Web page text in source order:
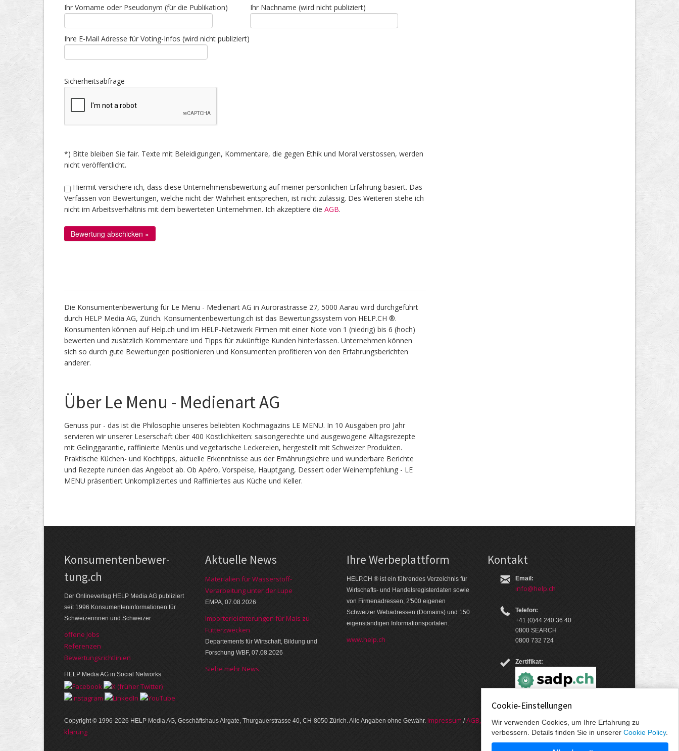
Ihr Vorname oder Pseudonym (für die Publikation) Ihr Nachname (wird nicht publiziert)
Ihre E-Mail Adresse für Voting-Infos (wird nicht publiziert)
Sicherheitsabfrage
*) Bitte bleiben Sie fair. Texte mit Beleidigungen, Kommentare, die gegen Ethik und Moral verstossen, werden
nicht veröffentlicht.
Hiermit versichere ich, dass diese Unternehmensbewertung auf meiner persönlichen Erfahrung basiert. Das
Verfassen von Bewertungen, welche nicht der Wahrheit entsprechen, ist nicht zulässig. Des Weiteren stehe ich
nicht im Arbeitsverhältnis mit dem bewerteten Unternehmen. Ich akzeptiere die AGB.
Die Konsumentenbewertung für Le Menu - Medienart AG in Aurorastrasse 27, 5000 Aarau wird durchgeführt
durch HELP Media AG, Zürich. Konsumentenbewertung.ch ist das Bewertungssystem von HELP.CH ®.
Konsumenten können auf Help.ch und im HELP-Netzwerk Firmen mit einer Note von 1 (niedrig) bis 6 (hoch)
bewerten und zusätzlich Kommentare und Tipps für zukünftige Kunden hinterlassen. Unternehmen können
sich so durch gute Bewertungen positionieren und Konsumenten profitieren von den Erfahrungsberichten
anderer.
Über Le Menu - Medienart AG
Genuss pur - das ist die Philosophie unseres beliebten Kochmagazins LE MENU. In 10 Ausgaben pro Jahr
servieren wir unserer Leserschaft über 400 Köstlichkeiten: saisongerechte und ausgewogene Alltagsrezepte
mit Gelinggarantie, raffinierte Menüs und vegetarische Leckereien, hergestellt mit Schweizer Produkten.
Praktische Küchen- und Kochtipps, aktuelle Erkenntnisse aus der Ernährungslehre und wunderbare Berichte
und Rezepte runden das Angebot ab. Ob Apéro, Vorspeise, Hauptgang, Dessert oder Weinempfehlung - LE
MENU präsentiert Unkompliziertes und Raffiniertes aus Küche und Keller.
Kon­su­menten­be­wer­
tung.ch
Der Online­verlag HELP Media AG publi­ziert
seit 1996 Kon­su­menten­infor­mationen für
Schwei­zerinnen und Schweizer.
offene Jobs
Referenzen
Bewer­tungs­richt­linien
HELP Media AG in Social Networks
Aktuelle News
Materialien für Wasserstoff-
Verarbeitung unter der Lupe
EMPA, 07.08.2026
Importerleichterungen für Mais zu
Futterzwecken
Departements für Wirtschaft, Bildung und
Forschung WBF, 07.08.2026
Siehe mehr News
Ihre Werbe­platt­form
HELP.CH ® ist ein führendes Ver­zeich­nis für
Wirt­schafts- und Handels­register­daten so­wie
von Firmen­adressen, 2'500 eige­nen
Schweizer Web­adressen (Domains) und 150
eigen­ständigen Infor­mations­por­talen.
www.help.ch
Kontakt
Email:
info@help.ch
Telefon:
+41 (0)44 240 36 40
0800 SEARCH
0800 732 724
Zertifikat:
Copyright © 1996-2026 HELP Media AG, Geschäftshaus Airgate, Thurgauer­strasse 40, CH-8050 Zürich. Alle Angaben ohne Gewähr. Im­pres­sum /AGB, Nut­zungs­bedin­gungen, Daten­schutz­er­
klärung
Cookie-Einstellungen
Wir verwenden Cookies, um Ihre Erfahrung zu
verbessern. Details finden Sie in unserer Cookie Policy.